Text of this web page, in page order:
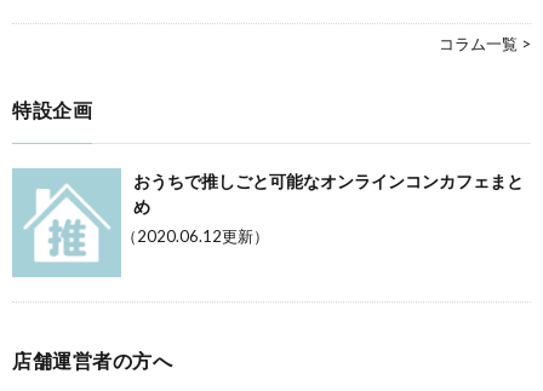
コラム一覧 >
特設企画
おうちで推しごと可能なオンラインコンカフェまと
め
（2020.06.12更新）
店舗運営者の方へ